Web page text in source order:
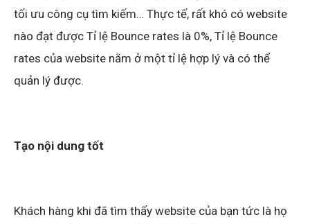
tối ưu công cụ tìm kiếm… Thực tế, rất khó có website
nào đạt được Tỉ lệ Bounce rates là 0%, Tỉ lệ Bounce
rates của website nằm ở một tỉ lệ hợp lý và có thể
quản lý được.
Tạo nội dung tốt
Khách hàng khi đã tìm thấy website của bạn tức là họ